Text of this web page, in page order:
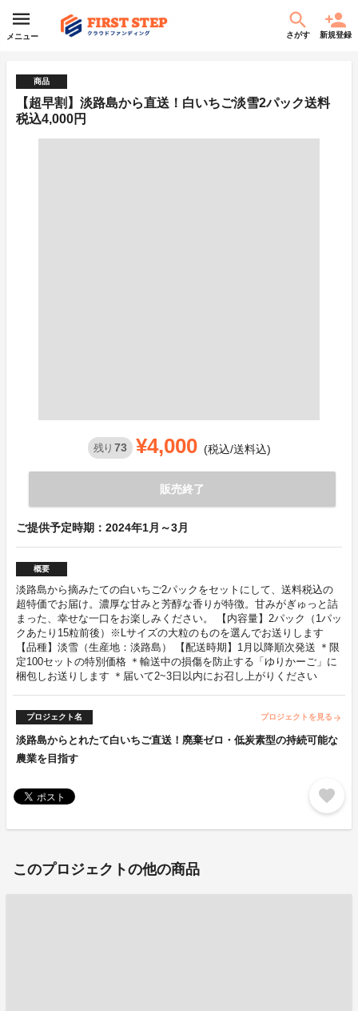
メニュー さがす 新規登録
商品
【超早割】淡路島から直送！白いちご淡雪2パック送料
税込4,000円
残り 73 ¥4,000 (税込/送料込)
販売終了
ご提供予定時期：2024年1月～3月
概要
淡路島から摘みたての白いちご2パックをセットにして、送料税込の
超特価でお届け。濃厚な甘みと芳醇な香りが特徴。甘みがぎゅっと詰
まった、幸せな一口をお楽しみください。 【内容量】2パック（1パッ
クあたり15粒前後）※Lサイズの大粒のものを選んでお送りします
【品種】淡雪（生産地：淡路島） 【配送時期】1月以降順次発送 ＊限
定100セットの特別価格 ＊輸送中の損傷を防止する「ゆりかーご」に
梱包しお送りします ＊届いて2~3日以内にお召し上がりください
プロジェクト名 プロジェクトを見る arrow_forward
淡路島からとれたて白いちご直送！廃棄ゼロ・低炭素型の持続可能な
農業を目指す
favorite
このプロジェクトの他の商品